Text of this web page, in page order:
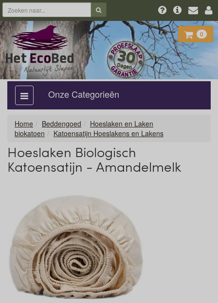
0
categorie
aan,
Onze Categorieën
Home Beddengoed
Hoeslaken en Laken
biokatoen
Katoensatijn Hoeslakens en Lakens
Hoeslaken Biologisch
Katoensatijn - Amandelmelk